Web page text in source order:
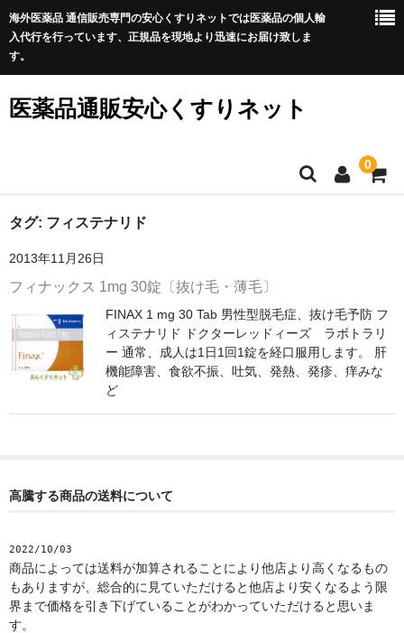
海外医薬品 通信販売専門の安心くすりネットでは医薬品の個人輸
入代行を行っています、正規品を現地より迅速にお届け致しま
す。
医薬品通販安心くすりネット
0
ホーム
利用規約
サイトマップ
良くある質問
プライバシーポリシー
タグ: フィステナリド
2013年11月26日
フィナックス 1mg 30錠〔抜け毛・薄毛〕
FINAX 1 mg 30 Tab 男性型脱毛症、抜け毛予防 フ
ィステナリド ドクターレッドィーズ ラボトラリ
ー 通常、成人は1日1回1錠を経口服用します。 肝
機能障害、食欲不振、吐気、発熱、発疹、痒みな
ど
高騰する商品の送料について
2022/10/03
商品によっては送料が加算されることにより他店より高くなるもの
もありますが、総合的に見ていただけると他店より安くなるよう限
界まで価格を引き下げていることがわかっていただけると思いま
す。